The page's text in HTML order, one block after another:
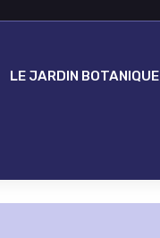
LE JARDIN BOTANIQUE